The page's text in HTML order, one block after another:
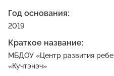
Год основания:
2019
Краткое название:
МБДОУ «Центр развития
«Кучтэнэч»